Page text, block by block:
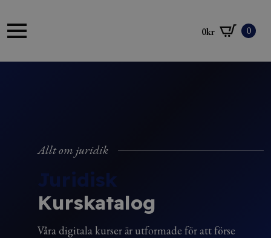
0kr 0
Allt om juridik
Juridisk
Kurskatalog
Våra digitala kurser är utformade för att förse